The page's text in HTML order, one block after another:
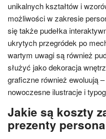
unikalnych kształtów i
możliwości w zakresie
się także pudełka
ukrytych przegródek po
wartym uwagi są również
służyć jako dekoracja
graficzne również ewoluują
nowoczesne ilustracje i
Jakie są koszty
prezenty